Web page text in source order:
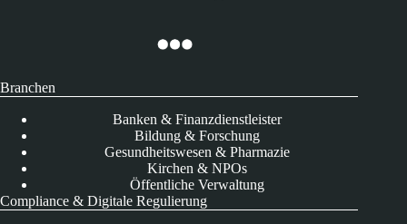
Branchen
Banken & Finanzdienstleister
Bildung & Forschung
Gesundheitswesen & Pharmazie
Kirchen & NPOs
Öffentliche Verwaltung
Compliance & Digitale Regulierung